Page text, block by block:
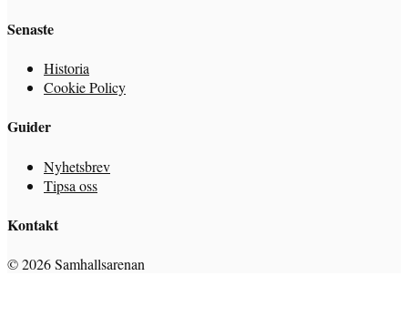
Senaste
Historia
Cookie Policy
Guider
Nyhetsbrev
Tipsa oss
Kontakt
© 2026 Samhallsarenan